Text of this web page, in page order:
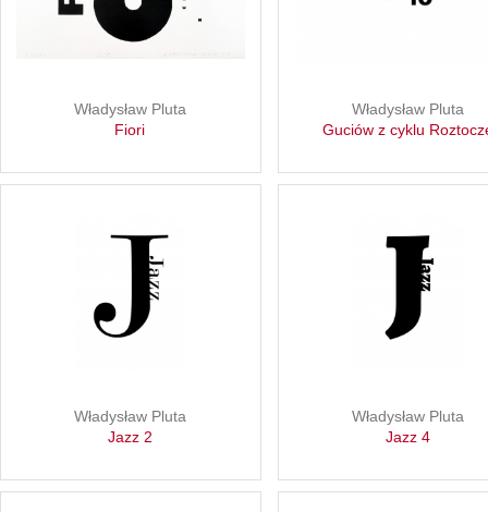
Władysław Pluta
Fiori
Władysław Pluta
Guciów z cyklu
Władysław Pluta
Jazz 2
Władysław Pluta
Jazz 4